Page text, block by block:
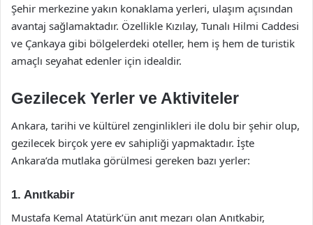
Şehir merkezine yakın konaklama yerleri, ulaşım açısından
avantaj sağlamaktadır. Özellikle Kızılay, Tunalı Hilmi Caddesi
ve Çankaya gibi bölgelerdeki oteller, hem iş hem de turistik
amaçlı seyahat edenler için idealdir.
Gezilecek Yerler ve Aktiviteler
Ankara, tarihi ve kültürel zenginlikleri ile dolu bir şehir olup,
gezilecek birçok yere ev sahipliği yapmaktadır. İşte
Ankara’da mutlaka görülmesi gereken bazı yerler:
1. Anıtkabir
Mustafa Kemal Atatürk’ün anıt mezarı olan Anıtkabir,